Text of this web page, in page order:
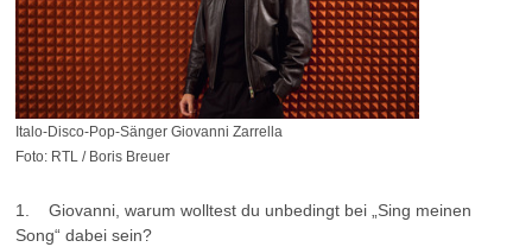
Italo-Disco-Pop-Sänger Giovanni Zarrella
Foto: RTL / Boris Breuer
1. Giovanni, warum wolltest du unbedingt bei „Sing meinen
Song“ dabei sein?